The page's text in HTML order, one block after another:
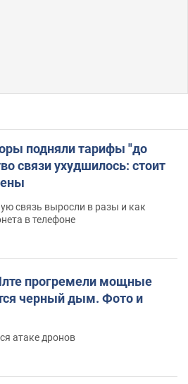
подняли тарифы "до
связи ухудшилось: стоит
связь выросли в разы и как
в телефоне
прогремели мощные
черный дым. Фото и
атаке дронов